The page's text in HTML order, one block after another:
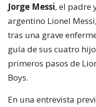
Jorge Messi, el padre
argentino Lionel
tras una grave
guía de sus cuatro
primeros pasos de
Boys.
En una entrevista